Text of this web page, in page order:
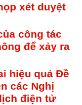
xét duyệt
công tác
để xảy ra
hiệu quả Đề
các Nghị
điện tử